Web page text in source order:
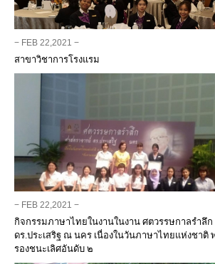
− FEB 22,2021 −
สาขาวิชาการโรงแรม
− FEB 22,2021 −
กิจกรรมภาษาไทยในงานในงาน ศตวรรษกาลรำลึก
ดร.ประเสริฐ ณ นคร เนื่องในวันภาษาไทยแห่งชาติ
รองชนะเลิศอันดับ ๒